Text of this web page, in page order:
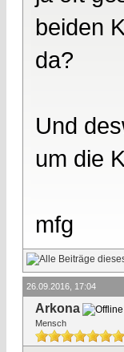
beiden
da?
Und
um die
mfg
26.09.2016, 17:04
Arkona
Mensch